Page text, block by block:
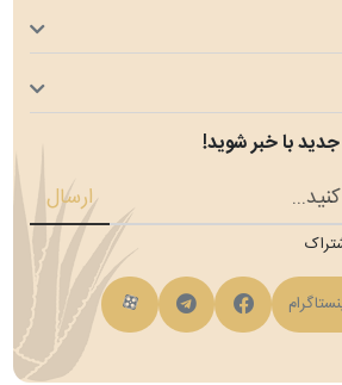
با خبر شوید!
ارسال
فیسبوک کانال تلگرامکانال آپارات